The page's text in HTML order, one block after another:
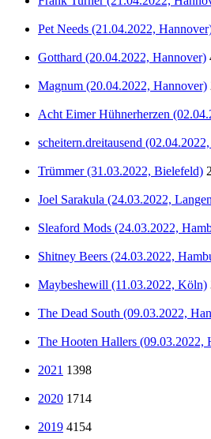
Pet Needs (21.04.2022,
Gotthard (20.04.2022, Hannover)
Magnum (20.04.2022, Hannover)
Acht Eimer Hühnerherzen
scheitern.dreitausend
Trümmer (31.03.2022, Bielefeld)
Joel Sarakula (24.03.2022,
Sleaford Mods (24.03.2022,
Shitney Beers (24.03.2022,
Maybeshewill (11.03.2022, Köln)
The Dead South (09.03.2022,
The Hooten Hallers (09.03.2022,
2021 1398
2020 1714
2019 4154